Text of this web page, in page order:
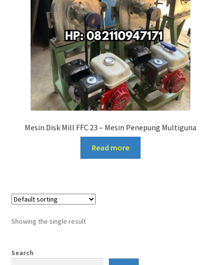
Mesin Disk Mill FFC 23 – Mesin Penepung Multiguna
Read more
Showing the single result
Search